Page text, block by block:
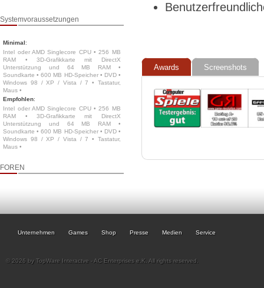
Systemvoraussetzungen
Minimal:
Intel oder AMD Singlecore CPU • 256 MB
RAM • 3D-Grafikkarte mit DirectX
Unterstützung und 64 MB RAM •
Soundkarte • 600 MB HD-Speicher • DVD •
Windows 98 / XP / Vista / 7 • Tastatur,
Maus •
Empfohlen:
Intel oder AMD Singlecore CPU • 256 MB
RAM • 3D-Grafikkarte mit DirectX
Unterstützung und 64 MB RAM •
Soundkarte • 600 MB HD-Speicher • DVD •
Windows 98 / XP / Vista / 7 • Tastatur,
Maus •
FOREN
Awards Screenshots
Unternehmen Games Shop Presse Medien Service
© 2026 by TopWare Interactve - AC Enterprises e.K. All rights reserved.